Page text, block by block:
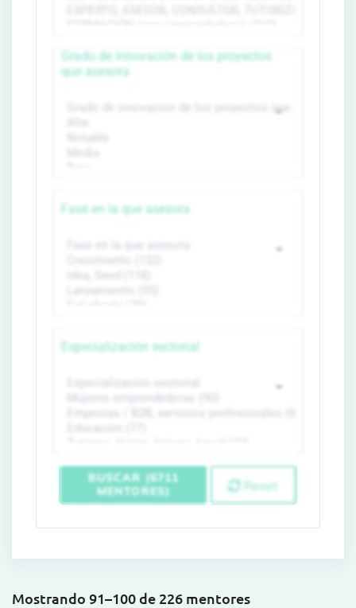
Grado de innovación de los proyectos
que asesora
Fase en la que asesora
Especialización sectorial
BUSCAR (6711
MENTORES)
Reset
Mostrando 91–100 de 226 mentores